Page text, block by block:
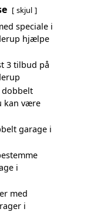
skjul
speciale i
hjælpe
3 tilbud på
dobbelt
kan være
garage i
i
med
i